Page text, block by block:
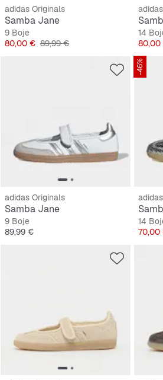
adidas Originals
Samba Jane
9 Boje
Cijena
80,00 € Originalna cijena
89,99 €
14
Cijena
80,00
adidas Originals
Samba Jane
9 Boje
Cijena
89,99 €
-46%
14
Cijena
70,00